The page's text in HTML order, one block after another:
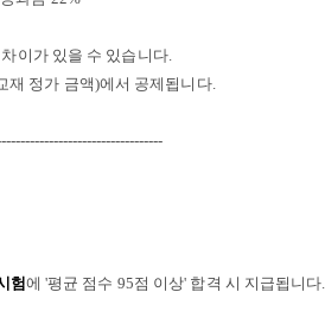
이가 있을 수 있습니다.
재 정가 금액)에서 공제됩니다.
험에 '평균 점수 95점 이상' 합격 시 지급됩니